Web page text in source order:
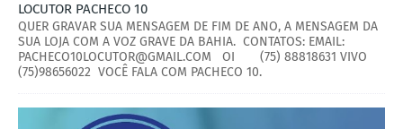
LOCUTOR PACHECO 10
QUER GRAVAR SUA MENSAGEM DE FIM DE ANO, A MENSAGEM DA
SUA LOJA COM A VOZ GRAVE DA BAHIA. CONTATOS: EMAIL:
PACHECO10LOCUTOR@GMAIL.COM OI (75) 88818631 VIVO
(75)98656022 VOCÊ FALA COM PACHECO 10.